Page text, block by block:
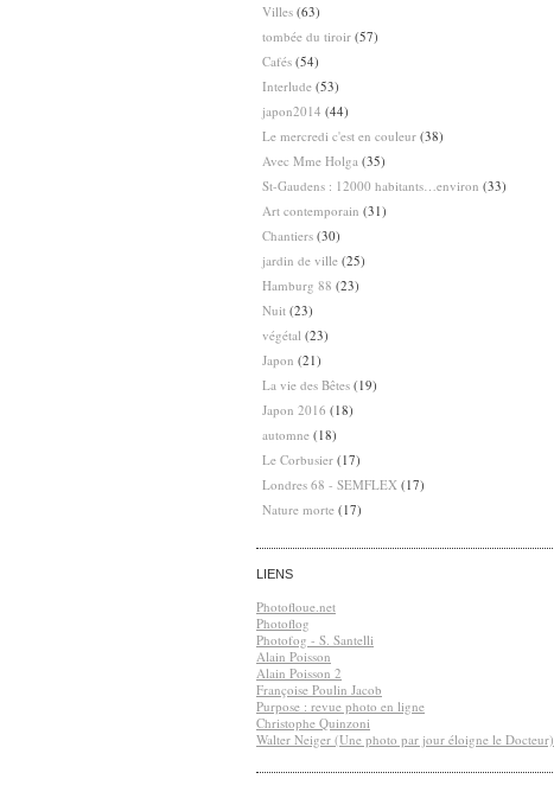
Villes (63)
tombée du tiroir (57)
Cafés (54)
Interlude (53)
japon2014 (44)
Le mercredi c'est en couleur (38)
Avec Mme Holga (35)
St-Gaudens : 12000 habitants…environ (33)
Art contemporain (31)
Chantiers (30)
jardin de ville (25)
Hamburg 88 (23)
Nuit (23)
végétal (23)
Japon (21)
La vie des Bêtes (19)
Japon 2016 (18)
automne (18)
Le Corbusier (17)
Londres 68 - SEMFLEX (17)
Nature morte (17)
LIENS
Photofloue.net
Photoflog
Photofog - S. Santelli
Alain Poisson
Alain Poisson 2
Françoise Poulin Jacob
Purpose : revue photo en ligne
Christophe Quinzoni
Walter Neiger (Une photo par jour éloigne le Docteur)